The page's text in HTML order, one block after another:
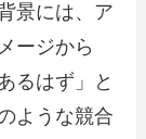
景には、ア
ージから
るはず」と
ような競合